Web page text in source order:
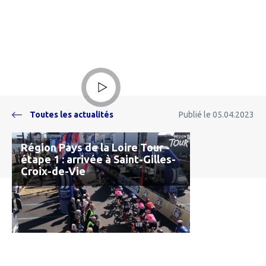
Région Pays de la Loire Tour -
étape 1 : arrivée à Saint-Gilles-
Croix-de-Vie
Lire la vidéo
Toutes les actualités Publié le 05.04.2023